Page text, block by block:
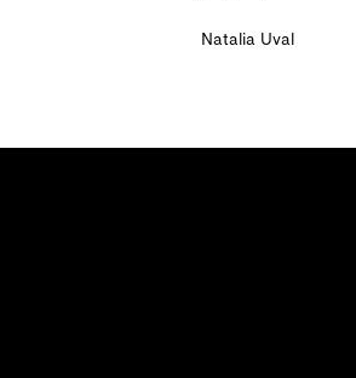
Natalia Uval